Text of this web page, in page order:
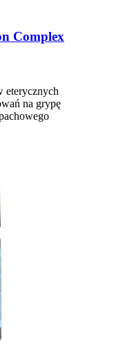
Complex
eterycznych
na grypę